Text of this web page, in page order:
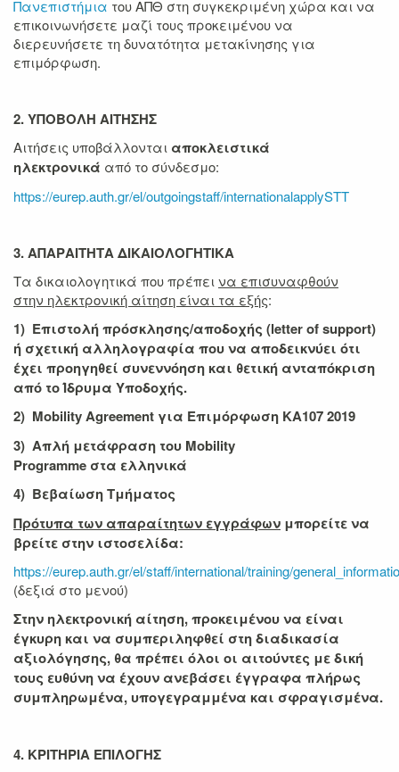
Πανεπιστήμια του ΑΠΘ στη συγκεκριμένη χώρα και να
επικοινωνήσετε μαζί τους προκειμένου να
διερευνήσετε τη δυνατότητα μετακίνησης για
επιμόρφωση.
2. ΥΠΟΒΟΛΗ ΑΙΤΗΣΗΣ
Αιτήσεις υποβάλλονται αποκλειστικά
ηλεκτρονικά από το σύνδεσμο:
https://eurep.auth.gr/el/outgoingstaff/internationalapplySTT
3. ΑΠΑΡΑΙΤΗΤΑ ΔΙΚΑΙΟΛΟΓΗΤΙΚΑ
Τα δικαιολογητικά που πρέπει να επισυναφθούν
στην ηλεκτρονική αίτηση είναι τα εξής:
1) Επιστολή πρόσκλησης/αποδοχής (letter of support)
ή σχετική αλληλογραφία που να αποδεικνύει ότι
έχει προηγηθεί συνεννόηση και θετική ανταπόκριση
από το Ίδρυμα Υποδοχής.
2) Mobility Agreement για Επιμόρφωση ΚΑ107 2019
3) Απλή μετάφραση του Mobility
Programme στα ελληνικά
4) Βεβαίωση Τμήματος
Πρότυπα των απαραίτητων εγγράφων μπορείτε να
βρείτε στην ιστοσελίδα:
https://eurep.auth.gr/el/staff/international/training/
(δεξιά στο μενού)
Στην ηλεκτρονική αίτηση, προκειμένου να είναι
έγκυρη και να συμπεριληφθεί στη διαδικασία
αξιολόγησης, θα πρέπει όλοι οι αιτούντες με δική
τους ευθύνη να έχουν ανεβάσει έγγραφα πλήρως
συμπληρωμένα, υπογεγραμμένα και σφραγισμένα.
4. ΚΡΙΤΗΡΙΑ ΕΠΙΛΟΓΗΣ